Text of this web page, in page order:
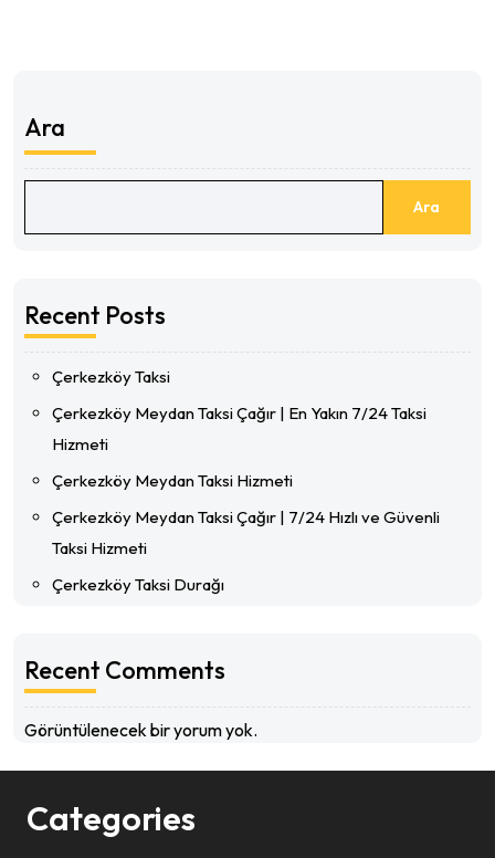
Ara
Ara
Recent Posts
Çerkezköy Taksi
Çerkezköy Meydan Taksi Çağır | En Yakın 7/24 Taksi
Hizmeti
Çerkezköy Meydan Taksi Hizmeti
Çerkezköy Meydan Taksi Çağır | 7/24 Hızlı ve Güvenli
Taksi Hizmeti
Çerkezköy Taksi Durağı
Recent Comments
Görüntülenecek bir yorum yok.
Categories